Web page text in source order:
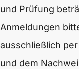
und Prüfung
Anmeldungen
ausschließlich
und dem